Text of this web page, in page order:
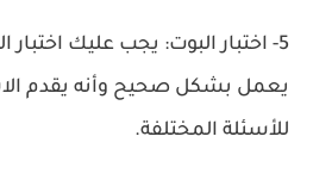
5- اختبار البوت: يجب عليك
يعمل بشكل صحيح وأنه يقدم
للأسئلة المختلفة.